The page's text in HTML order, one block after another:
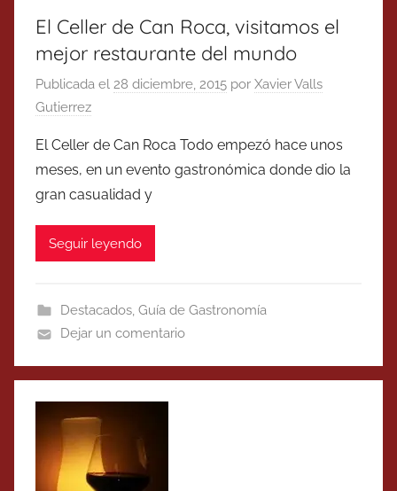
El Celler de Can Roca, visitamos el
mejor restaurante del mundo
Publicada el 28 diciembre, 2015 por Xavier Valls
Gutierrez
El Celler de Can Roca Todo empezó hace unos
meses, en un evento gastronómica donde dio la
gran casualidad y
Seguir leyendo
Destacados, Guía de Gastronomía
Dejar un comentario